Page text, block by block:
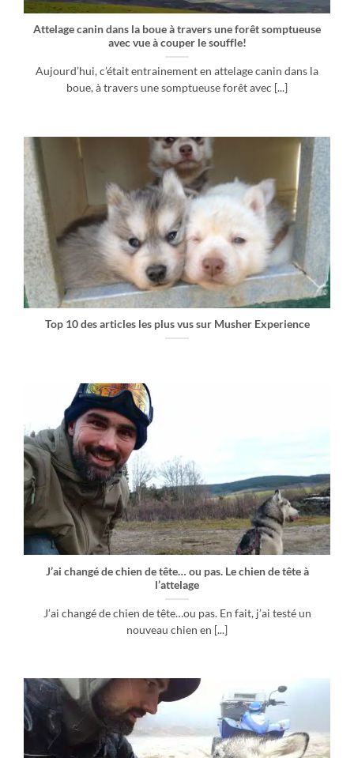
Attelage canin dans la boue à travers une forêt somptueuse
avec vue à couper le souffle!
Aujourd’hui, c’était entrainement en attelage canin dans la
boue, à travers une somptueuse forêt avec [...]
Top 10 des articles les plus vus sur Musher Experience
J’ai changé de chien de tête… ou pas. Le chien de tête à
l’attelage
J’ai changé de chien de tête…ou pas. En fait, j’ai testé un
nouveau chien en [...]